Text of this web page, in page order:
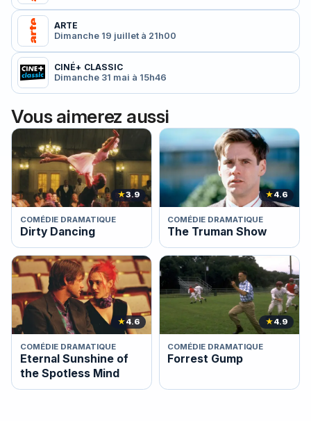
ARTE
Dimanche 19 juillet à 21h00
CINÉ+ CLASSIC
Dimanche 31 mai à 15h46
Vous aimerez aussi
★3.9
COMÉDIE DRAMATIQUE
Dirty Dancing
★4.6
COMÉDIE DRAMATIQUE
The Truman Show
★4.6
COMÉDIE DRAMATIQUE
Eternal Sunshine of
the Spotless Mind
★4.9
COMÉDIE DRAMATIQUE
Forrest Gump